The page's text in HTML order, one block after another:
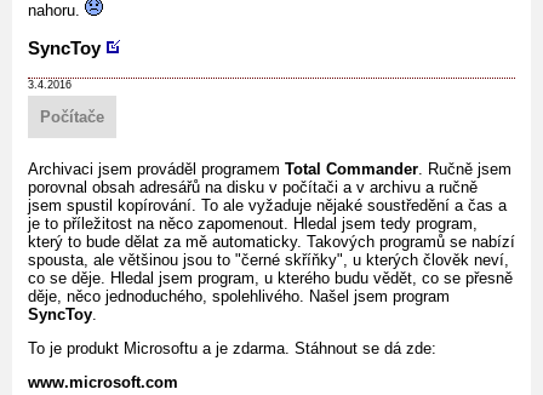
nahoru.
SyncToy
3.4.2016
Počítače
Archivaci jsem prováděl programem Total Commander . Ručně jsem
porovnal obsah adresářů na disku v počítači a v archivu a ručně
jsem spustil kopírování. To ale vyžaduje nějaké soustředění a čas a
je to příležitost na něco zapomenout. Hledal jsem tedy program,
který to bude dělat za mě automaticky. Takových programů se nabízí
spousta, ale většinou jsou to "černé skříňky", u kterých člověk neví,
co se děje. Hledal jsem program, u kterého budu vědět, co se přesně
děje, něco jednoduchého, spolehlivého. Našel jsem program
SyncToy
To je produkt Microsoftu a je zdarma. Stáhnout se dá zde:
www.microsoft.com